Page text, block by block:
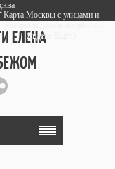
ЕЛЕНА
автора
1884
Карта Москвы с улицами и
Яндекс.Карты